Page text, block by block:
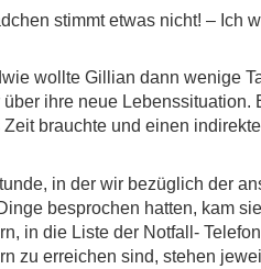
stimmt etwas nicht! – Ich
wollte Gillian dann wenige
über ihre neue Lebenssituation.
Zeit brauchte und einen
in der wir bezüglich der
besprochen hatten, kam
in die Liste der Notfall-
zu erreichen sind, stehen